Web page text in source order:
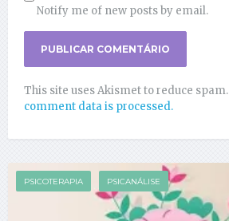
Notify me of new posts by email.
This site uses Akismet to reduce spam.
comment data is processed.
PSICOTERAPIA PSICANÁLISE